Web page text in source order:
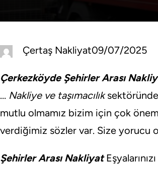
Çertaş Nakliyat09/07/2025
Çerkezköyde Şehirler Arası
… Nakliye ve taşımacılıksektöründe
mutlu olmamız bizim için çok
verdiğimiz sözler var. Size yorucu
Şehirler Arası Nakliyat